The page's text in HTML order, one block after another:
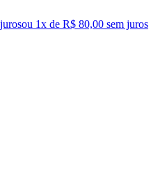
ou 1x de R$ 80,00 sem juros